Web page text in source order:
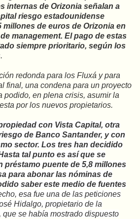
internas de Orizonia señalan a
riesgo estadounidense
millones de euros de Orizonia en
management. El pago de estas
siempre prioritario, según los
.
redonda para los Fluxá y para
final, una condena para un proyecto
podido, en plena crisis, asumir la
por los nuevos propietarios.
con Vista Capital, otra
de Banco Santander, y con
sector. Los tres han decidido
tal punto es así que se
préstamo puente de 5,8 millones
para abonar las nóminas de
saber este medio de fuentes
esa fue una de las peticiones
Hidalgo, propietario de la
se había mostrado dispuesto